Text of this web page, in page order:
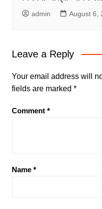
admin August 6,
Leave a Reply
Your email address will
fields are marked *
Comment *
Name *